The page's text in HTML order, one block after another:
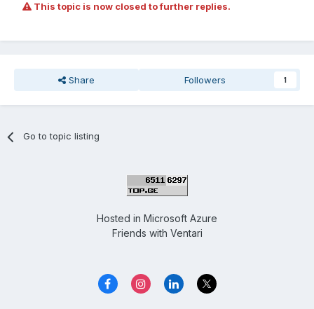
This topic is now closed to further replies.
Share Followers 1
Go to topic listing
Hosted in Microsoft Azure
Friends with Ventari